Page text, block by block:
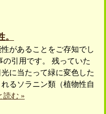
があることをご存知でし
の引用です。 残っていた
に当たって緑に変色した
るソラニン類（植物性自
読む »